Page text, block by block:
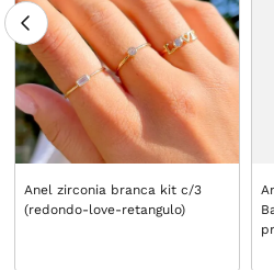
Anel zirconia branca kit c/3
(redondo-love-retangulo)